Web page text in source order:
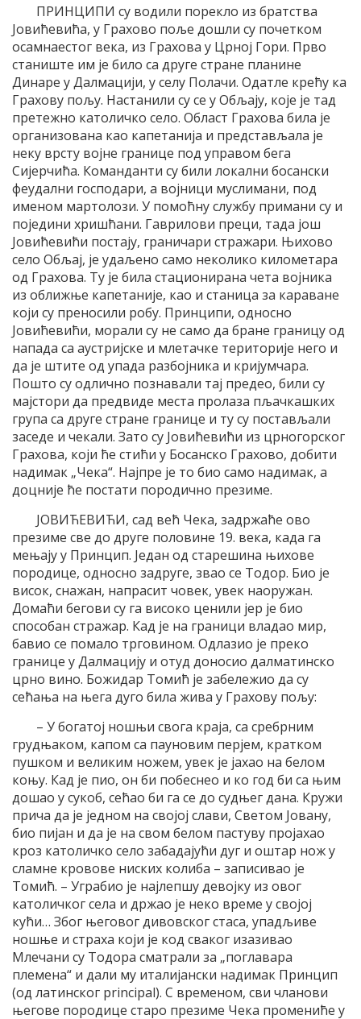
ПРИНЦИПИ су водили порекло из братства
Јовићевића, у Грахово поље дошли су почетком
осамнаестог века, из Грахова у Црној Гори. Прво
станиште им је било са друге стране планине
Динаре у Далмацији, у селу Полачи. Одатле крећу ка
Грахову пољу. Настанили су се у Обљају, које је тад
претежно католичко село. Област Грахова била је
организована као капетанија и представљала је
неку врсту војне границе под управом бега
Сијерчића. Команданти су били локални босански
феудални господари, а војници муслимани, под
именом мартолози. У помоћну службу примани су и
поједини хришћани. Гаврилови преци, тада још
Јовићевићи постају, граничари стражари. Њихово
село Обљај, је удаљено само неколико километара
од Грахова. Ту је била стационирана чета војника
из оближње капетаније, као и станица за караване
који су преносили робу. Принципи, односно
Јовићевићи, морали су не само да бране границу од
напада са аустријске и млетачке територије него и
да је штите од упада разбојника и кријумчара.
Пошто су одлично познавали тај предео, били су
мајстори да предвиде места пролаза пљачкашких
група са друге стране границе и ту су постављали
заседе и чекали. Зато су Јовићевићи из црногорског
Грахова, који ће стићи у Босанско Грахово, добити
надимак „Чека“. Најпре је то био само надимак, а
доцније ће постати породично презиме.
ЈОВИЋЕВИЋИ, сад већ Чека, задржаће ово
презиме све до друге половине 19. века, када га
мењају у Принцип. Један од старешина њихове
породице, односно задруге, звао се Тодор. Био је
висок, снажан, напрасит човек, увек наоружан.
Домаћи бегови су га високо ценили јер је био
способан стражар. Кад је на граници владао мир,
бавио се помало трговином. Одлазио је преко
границе у Далмацију и отуд доносио далматинско
црно вино. Божидар Томић је забележио да су
сећања на њега дуго била жива у Грахову пољу:
– У богатој ношњи свога краја, са сребрним
грудњаком, капом са пауновим перјем, кратком
пушком и великим ножем, увек је јахао на белом
коњу. Кад је пио, он би побеснео и ко год би са њим
дошао у сукоб, сећао би га се до судњег дана. Кружи
прича да је једном на својој слави, Светом Јовану,
био пијан и да је на свом белом пастуву пројахао
кроз католичко село забадајући дуг и оштар нож у
сламне кровове ниских колиба – записивао је
Томић. – Уграбио је најлепшу девојку из овог
католичког села и држао је неко време у својој
кући… Због његовог дивовског стаса, упадљиве
ношње и страха који је код сваког изазивао
Млечани су Тодора сматрали за „поглавара
племена“ и дали му италијански надимак Принцип
(од латинског principal). С временом, сви чланови
његове породице старо презиме Чека промениће у